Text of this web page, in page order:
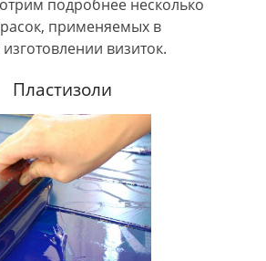
подробнее несколько
применяемых в
визиток.
Пластизоли